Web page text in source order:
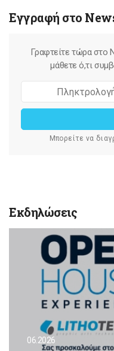
Εγγραφή στο
Γραφτείτε τώρα στο
μάθετε ό,τι
Μπορείτε να
Εκδηλώσεις
06.2026